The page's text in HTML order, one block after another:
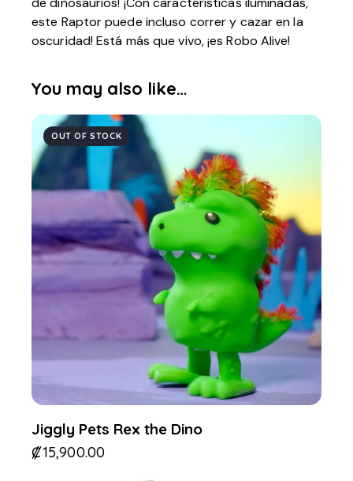
este Raptor puede incluso correr y cazar en la
oscuridad! Está más que vivo, ¡es Robo Alive!
You may also like…
OUT OF STOCK
Jiggly Pets Rex the Dino
₡15,900.00